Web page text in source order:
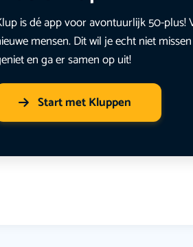
is dé app voor avontuurlijk 50-plus!
mensen. Dit wil je echt niet
en ga er samen op uit!
Start met Kluppen